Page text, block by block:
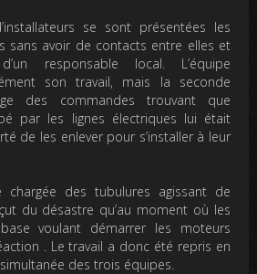
se sont présentées les
sans avoir de contacts entre elles et
responsable local. L’équipe
son travail, mais la seconde
des commandes trouvant que
par les lignes électriques lui était
de les enlever pour s’installer à leur
chargée des tubulures agissant de
du désastre qu’au moment où les
voulant démarrer les moteurs
. Le travail a donc été repris en
des trois équipes.